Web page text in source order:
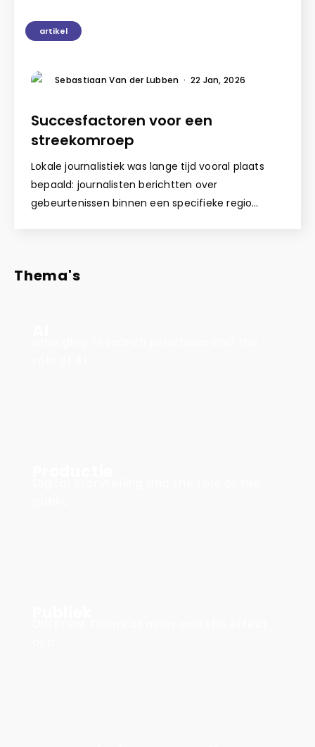
artikel
Sebastiaan Van der Lubben · 22 Jan, 2026
Succesfactoren voor een
streekomroep
Lokale journalistiek was lange tijd vooral plaats
bepaald: journalisten berichtten over
gebeurtenissen binnen een specifieke regio…
Thema's